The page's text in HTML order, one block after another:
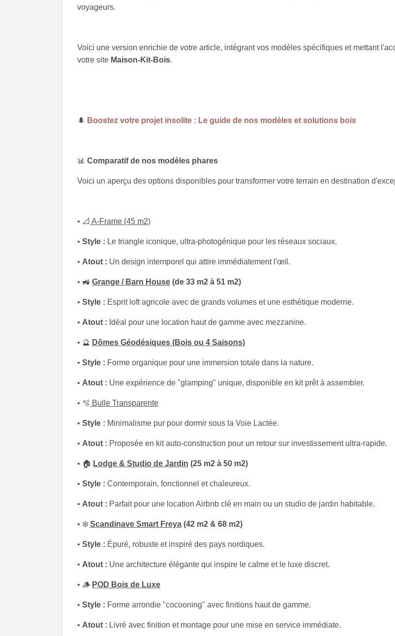
voyageurs.
Voici une version enrichie de votre article, intégrant vos modèles spécifiques et mettant
votre site Maison-Kit-Bois.
🌲 Boostez votre projet insolite : Le guide de nos modèles et solutions bois
📊 Comparatif de nos modèles phares
Voici un aperçu des options disponibles pour transformer votre terrain en destination
• 📐 A-Frame (45 m2)
• Style : Le triangle iconique, ultra-photogénique pour les réseaux sociaux.
• Atout : Un design intemporel qui attire immédiatement l'œil.
• 🚜 Grange / Barn House (de 33 m2 à 51 m2)
• Style : Esprit loft agricole avec de grands volumes et une esthétique moderne.
• Atout : Idéal pour une location haut de gamme avec mezzanine.
• 🔮 Dômes Géodésiques (Bois ou 4 Saisons)
• Style : Forme organique pour une immersion totale dans la nature.
• Atout : Une expérience de "glamping" unique, disponible en kit prêt à assembler.
• 🫧 Bulle Transparente
• Style : Minimalisme pur pour dormir sous la Voie Lactée.
• Atout : Proposée en kit auto-construction pour un retour sur investissement ultra-rapide.
• 🏠 Lodge & Studio de Jardin (25 m2 à 50 m2)
• Style : Contemporain, fonctionnel et chaleureux.
• Atout : Parfait pour une location Airbnb clé en main ou un studio de jardin habitable.
• ❄️ Scandinave Smart Freya (42 m2 & 68 m2)
• Style : Épuré, robuste et inspiré des pays nordiques.
• Atout : Une architecture élégante qui inspire le calme et le luxe discret.
• 🪵 POD Bois de Luxe
• Style : Forme arrondie "cocooning" avec finitions haut de gamme.
• Atout : Livré avec finition et montage pour une mise en service immédiate.